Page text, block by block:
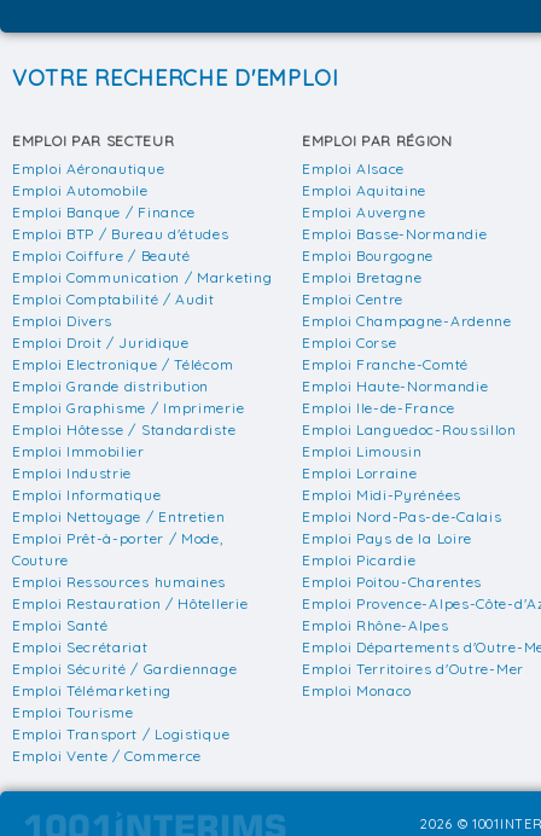
VOTRE RECHERCHE D'EMPLOI
EMPLOI PAR SECTEUR
Emploi Aéronautique
Emploi Automobile
Emploi Banque / Finance
Emploi BTP / Bureau d'études
Emploi Coiffure / Beauté
Emploi Communication / Marketing
Emploi Comptabilité / Audit
Emploi Divers
Emploi Droit / Juridique
Emploi Electronique / Télécom
Emploi Grande distribution
Emploi Graphisme / Imprimerie
Emploi Hôtesse / Standardiste
Emploi Immobilier
Emploi Industrie
Emploi Informatique
Emploi Nettoyage / Entretien
Emploi Prêt-à-porter / Mode,
Couture
Emploi Ressources humaines
Emploi Restauration / Hôtellerie
Emploi Santé
Emploi Secrétariat
Emploi Sécurité / Gardiennage
Emploi Télémarketing
Emploi Tourisme
Emploi Transport / Logistique
Emploi Vente / Commerce
EMPLOI PAR RÉGION
Emploi Alsace
Emploi Aquitaine
Emploi Auvergne
Emploi Basse-Normandie
Emploi Bourgogne
Emploi Bretagne
Emploi Centre
Emploi Champagne-Ardenne
Emploi Corse
Emploi Franche-Comté
Emploi Haute-Normandie
Emploi Ile-de-France
Emploi Languedoc-Roussillon
Emploi Limousin
Emploi Lorraine
Emploi Midi-Pyrénées
Emploi Nord-Pas-de-Calais
Emploi Pays de la Loire
Emploi Picardie
Emploi Poitou-Charentes
Emploi Provence-Alpes-Côte-
Emploi Rhône-Alpes
Emploi Départements d'Outre-
Emploi Territoires d'Outre-Mer
Emploi Monaco
2026 ©